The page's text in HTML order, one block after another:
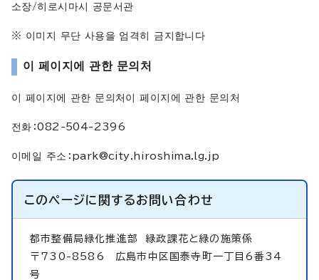
소장/히로시마시 공문서관
※ 이미지 무단 사용을 엄격히 금지합니다
이 페이지에 관한 문의처
이 페이지에 관한 문의처이 페이지에 관한 문의처
전화：082-504-2396
이메일 주소： park@city.hiroshima.lg.jp
このページに関するお問い合わせ
都市整備局緑化推進部緑政課花と緑の施策係
〒730-8586 広島市中区国泰寺町一丁目6番34
号